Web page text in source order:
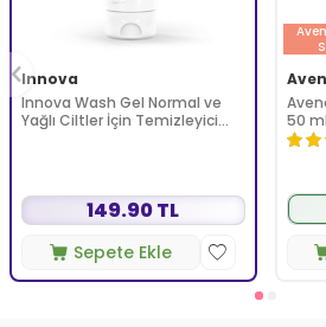
Innova
Innova Wash Gel Normal ve
Yağlı Ciltler İçin Temizleyici
149.90 TL
Sepete Ekle
50 ml